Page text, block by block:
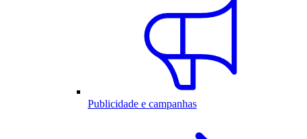
Publicidade e campanhas